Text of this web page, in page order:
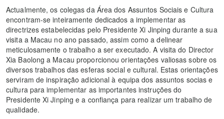
Actualmente, os colegas da Área dos Assuntos Sociais e Cultura
encontram-se inteiramente dedicados a implementar as
directrizes estabelecidas pelo Presidente Xi Jinping durante a sua
visita a Macau no ano passado, assim como a delinear
meticulosamente o trabalho a ser executado. A visita do Director
Xia Baolong a Macau proporcionou orientações valiosas sobre os
diversos trabalhos das esferas social e cultural. Estas orientações
serviram de inspiração adicional à equipa dos assuntos socias e
cultura para implementar as importantes instruções do
Presidente Xi Jinping e a confiança para realizar um trabalho de
qualidade.